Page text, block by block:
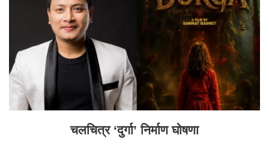
चलचित्र ‘दुर्गा’ निर्माण घोषणा